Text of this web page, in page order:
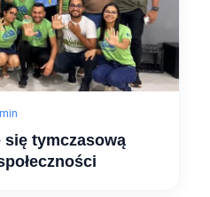
tymczasową